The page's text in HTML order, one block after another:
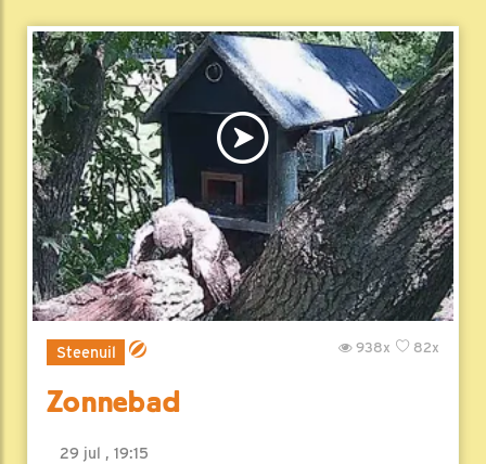
Steenuil 82x
938x
Zonnebad
29 jul , 19:15